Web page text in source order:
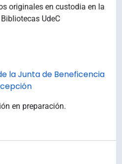
originales en custodia en la
UdeC
la Junta de Beneficencia
en preparación.